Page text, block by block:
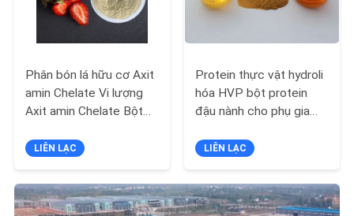
CHÍNH
SÁCH
MẬT
Phân bón lá hữu cơ Axit
amin Chelate Vi lượng
Axit amin Chelate Bột
LIÊN LẠC
Protein thực vật hydroli
hóa HVP bột protein
đậu nành cho phụ gia
LIÊN LẠC